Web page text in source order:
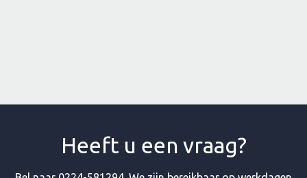
Heeft u een vraag?